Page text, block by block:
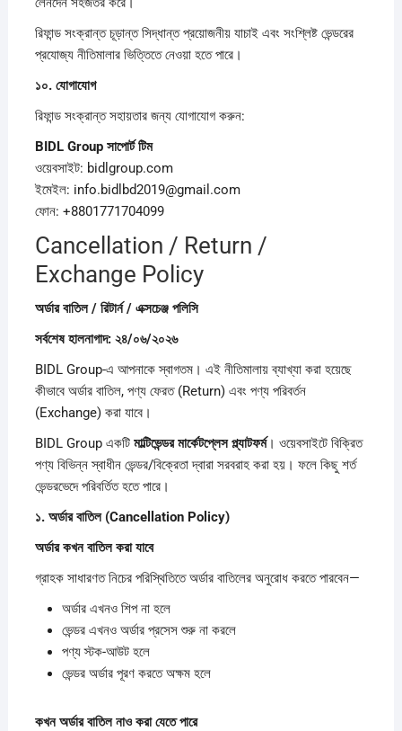
রিফান্ড সংক্রান্ত চূড়ান্ত সিদ্ধান্ত প্রয়োজনীয় যাচাই এবং সংশ্লিষ্ট ভেন্ডরের
প্রযোজ্য নীতিমালার ভিত্তিতে নেওয়া হতে পারে।
১০. যোগাযোগ
রিফান্ড সংক্রান্ত সহায়তার জন্য যোগাযোগ করুন:
BIDL Group সাপোর্টটিম
ওয়েবসাইট: bidlgroup.com
ইমেইল: info.bidlbd2019@gmail.com
ফোন: +8801771704099
Cancellation / Return /
Exchange Policy
অর্ডারবাতিল / রিটার্ন / এক্সচেঞ্জ পলিসি
সর্বশেষহালনাগাদ: ২৪/০৬/২০২৬
BIDL Group-এ আপনাকে স্বাগতম। এই নীতিমালায় ব্যাখ্যা করা হয়েছে
কীভাবে অর্ডার বাতিল, পণ্য ফেরত (Return) এবং পণ্য পরিবর্তন
(Exchange) করা যাবে।
BIDL Group একটি মাল্টিভেন্ডরমার্কেটপ্লেসপ্ল্যাটফর্ম। ওয়েবসাইটে বিক্রিত
পণ্য বিভিন্ন স্বাধীন ভেন্ডর/বিক্রেতা দ্বারা সরবরাহ করা হয়। ফলে কিছু শর্ত
ভেন্ডরভেদে পরিবর্তিত হতে পারে।
১. অর্ডারবাতিল (Cancellation Policy)
অর্ডারকখনবাতিলকরাযাবে
গ্রাহক সাধারণত নিচের পরিস্থিতিতে অর্ডার বাতিলের অনুরোধ করতে পারবেন—
অর্ডার এখনও শিপ না হলে
ভেন্ডর এখনও অর্ডার প্রসেস শুরু না করলে
পণ্য স্টক-আউট হলে
ভেন্ডর অর্ডার পূরণ করতে অক্ষম হলে
কখনঅর্ডারবাতিলনাওকরাযেতেপারে